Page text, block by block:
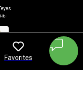
Favorites
Favorites